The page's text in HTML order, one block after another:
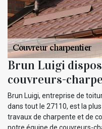
Brun Luigi
couvreurs-
Brun Luigi, entreprise de
dans tout le 27110, est la
travaux de charpente et de